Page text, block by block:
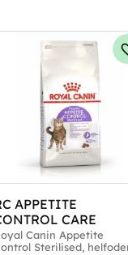
i favoriter
APPETITE
CARE
Canin Appetite
Sterilised,